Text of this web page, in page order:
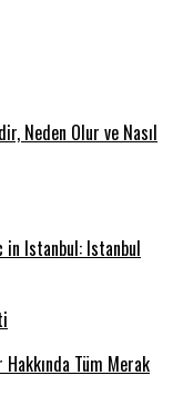
Neden Olur ve Nasıl
Istanbul: Istanbul
Tüm Merak